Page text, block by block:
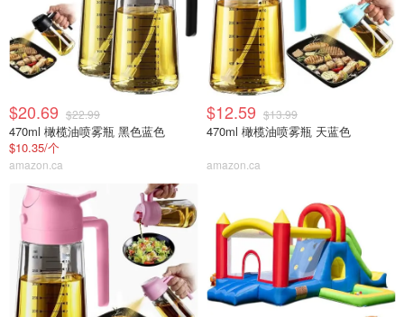
$20.69 $22.99
470ml 橄榄油喷雾瓶 黑色蓝色
$10.35/个
amazon.ca
$12.59 $13.99
470ml 橄榄油喷雾瓶 天蓝色
amazon.ca